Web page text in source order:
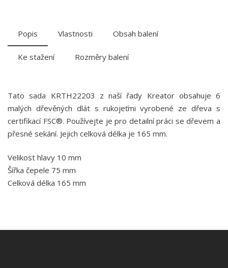
Popis Vlastnosti Obsah balení
Ke stažení Rozměry balení
Tato sada KRTH22203 z naší řady Kreator obsahuje 6
malých dřevěných dlát s rukojeťmi vyrobené ze dřeva s
certifikací FSC®. Používejte je pro detailní práci se dřevem a
přesné sekání. Jejich celková délka je 165 mm.
Velikost hlavy 10 mm
Šířka čepele 75 mm
Celková délka 165 mm